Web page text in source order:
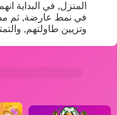
المنزل, في البداية
في نمط عارضة, ثم
وتزيين طاولتهم,